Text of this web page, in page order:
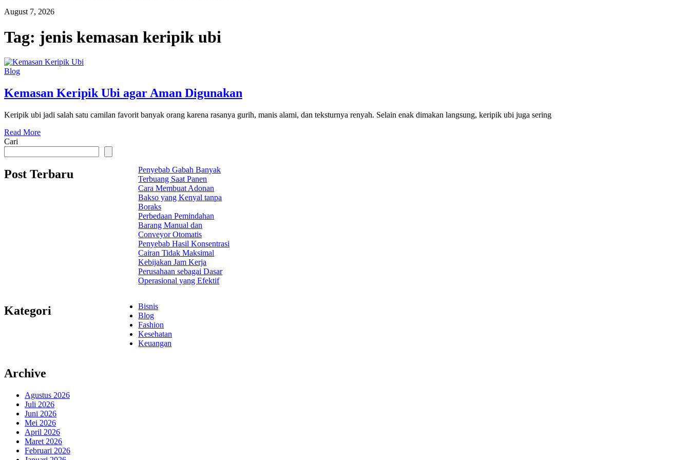
August 7, 2026
Tag: jenis kemasan keripik ubi
Blog
Kemasan Keripik Ubi agar Aman Digunakan
Keripik ubi jadi salah satu camilan favorit banyak orang karena rasanya gurih, manis alami, dan teksturnya renyah. Selain enak dimakan langsung, keripik ubi juga sering
Read More
Cari
Post Terbaru
Penyebab Gabah Banyak
Terbuang Saat Panen
Cara Membuat Adonan
Bakso yang Kenyal tanpa
Boraks
Perbedaan Pemindahan
Barang Manual dan
Conveyor Otomatis
Penyebab Hasil Konsentrasi
Cairan Tidak Maksimal
Kebijakan Jam Kerja
Perusahaan sebagai Dasar
Operasional yang Efektif
Kategori
Bisnis
Blog
Fashion
Kesehatan
Keuangan
Archive
Agustus 2026
Juli 2026
Juni 2026
Mei 2026
April 2026
Maret 2026
Februari 2026